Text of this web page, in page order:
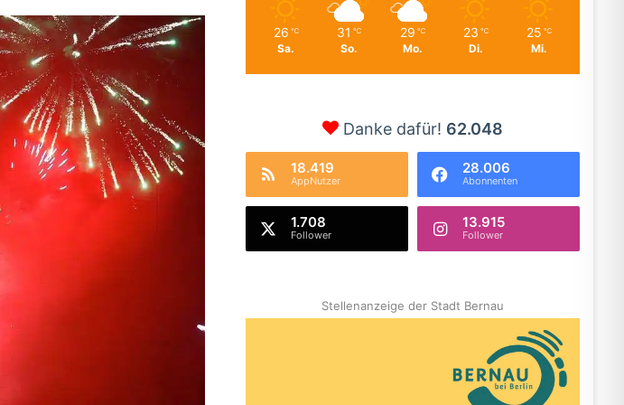
26 ℃
Sa.
31 ℃
So.
29 ℃
Mo.
23 ℃
Di.
25 ℃
Mi.
Danke dafür! 62.048
18.419
AppNutzer
28.006
Abonnenten
1.708
Follower
13.915
Follower
Stellenanzeige der Stadt Bernau